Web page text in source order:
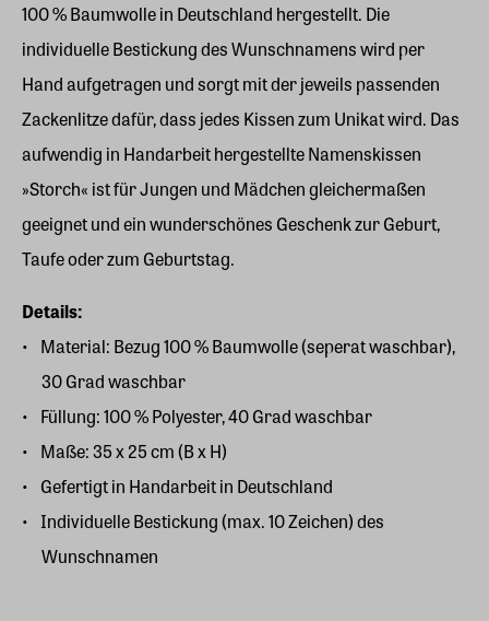
100 % Baumwolle in Deutschland hergestellt. Die
individuelle Bestickung des Wunschnamens wird per
Hand aufgetragen und sorgt mit der jeweils passenden
Zackenlitze dafür, dass jedes Kissen zum Unikat wird. Das
aufwendig in Handarbeit hergestellte Namenskissen
»Storch« ist für Jungen und Mädchen gleichermaßen
geeignet und ein wunderschönes Geschenk zur Geburt,
Taufe oder zum Geburtstag.
Details:
Material: Bezug 100 % Baumwolle (seperat waschbar),
30 Grad waschbar
Füllung: 100 % Polyester, 40 Grad waschbar
Maße: 35 x 25 cm (B x H)
Gefertigt in Handarbeit in Deutschland
Individuelle Bestickung (max. 10 Zeichen) des
Wunschnamen